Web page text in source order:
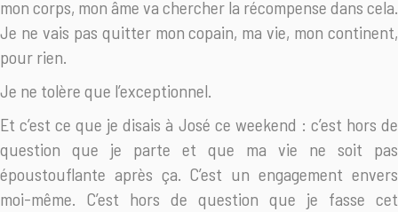
mon corps, mon âme va chercher la récompense dans cela.
Je ne vais pas quitter mon copain, ma vie, mon continent,
pour rien.
Je ne tolère que l’exceptionnel.
Et c’est ce que je disais à José ce weekend : c’est hors de
question que je parte et que ma vie ne soit pas
époustouflante après ça. C’est un engagement envers
moi-même. C’est hors de question que je fasse cet